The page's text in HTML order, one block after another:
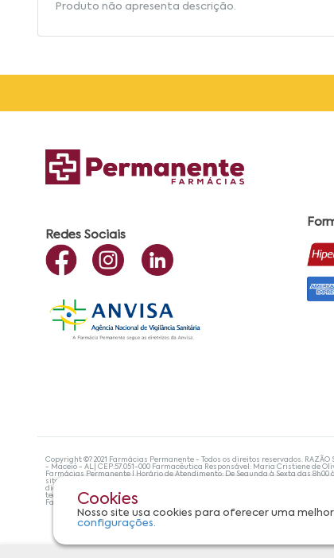
Produto não apresenta descrição.
Cookies
Nosso site usa cookies para oferecer uma
configurações.
Redes Sociais
Copyright ©? 2021 Farmácias Permanente - Todos os direitos reservados. RAZÃO
- Maceió - AL| CEP:57.051-000 Farmacêutica Responsável: Maria Cristiene de
Farmácias Permanente | Horário de Atendimento: De Segunda à Sexta das 8h00
site não devem ser utilizadas para automedicação e, de forma alguma,
diagnosticar problemas de saúde e prescrever o tratamento adequado. Se os
tecnologias mais avançadas de proteção de dados, para que você possa
Farmácias Permanente. Todos os pedidos efetuados estão sujeitos à